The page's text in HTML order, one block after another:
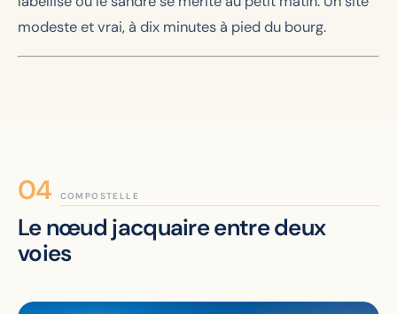
modeste et vrai, à dix minutes à pied du bourg.
COMPOSTELLE
Le nœud jacquaire entre deux
voies